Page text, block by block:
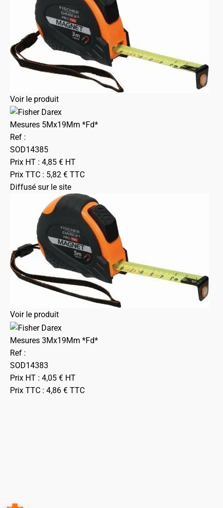
Voir le produit
Mesures 5Mx19Mm *Fd*
Ref :
SOD14385
Prix HT : 4,85 € HT
Prix TTC : 5,82 € TTC
Diffusé sur le site
Voir le produit
Mesures 3Mx19Mm *Fd*
Ref :
SOD14383
Prix HT : 4,05 € HT
Prix TTC : 4,86 € TTC